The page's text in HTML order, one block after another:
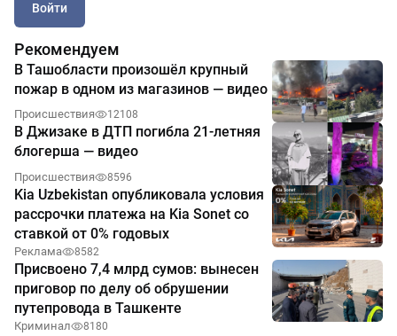
Войти
Рекомендуем
В Ташобласти произошёл крупный
пожар в одном из магазинов — видео
Происшествия 12108
В Джизаке в ДТП погибла 21-летняя
блогерша — видео
Происшествия 8596
Kia Uzbekistan опубликовала условия
рассрочки платежа на Kia Sonet со
ставкой от 0% годовых
Реклама 8582
Присвоено 7,4 млрд сумов: вынесен
приговор по делу об обрушении
путепровода в Ташкенте
Криминал 8180